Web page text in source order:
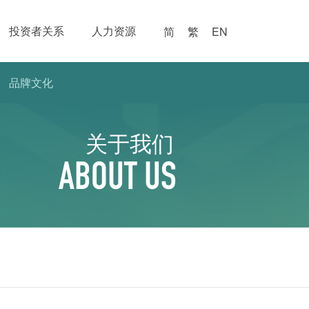
品牌文化
投资者关系 人力资源 简 繁 EN
关于我们
ABOUT US